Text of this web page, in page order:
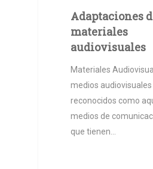
Adaptaciones
materiales
audiovisuales
Materiales
medios audiovisuales
reconocidos como
medios de
que tienen…